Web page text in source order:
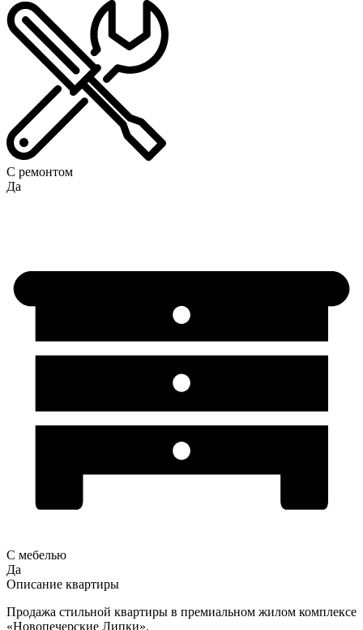
С ремонтом
Да
С мебелью
Да
Описание квартиры
Продажа стильной квартиры в премиальном жилом комплексе
«Новопечерские Липки».